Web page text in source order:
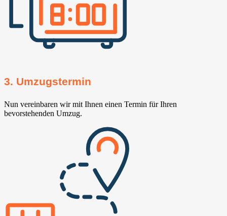
3. Umzugstermin
Nun vereinbaren wir mit Ihnen einen Termin für Ihren
bevorstehenden Umzug.